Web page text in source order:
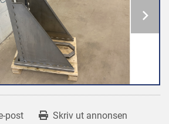
post
Skriv ut annonsen